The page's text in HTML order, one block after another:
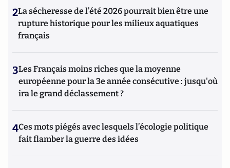
2La sécheresse de l’été 2026 pourrait bien être une
rupture historique pour les milieux aquatiques
français
3Les Français moins riches que la moyenne
européenne pour la 3e année consécutive : jusqu'où
ira le grand déclassement ?
4Ces mots piégés avec lesquels l’écologie politique
fait flamber la guerre des idées